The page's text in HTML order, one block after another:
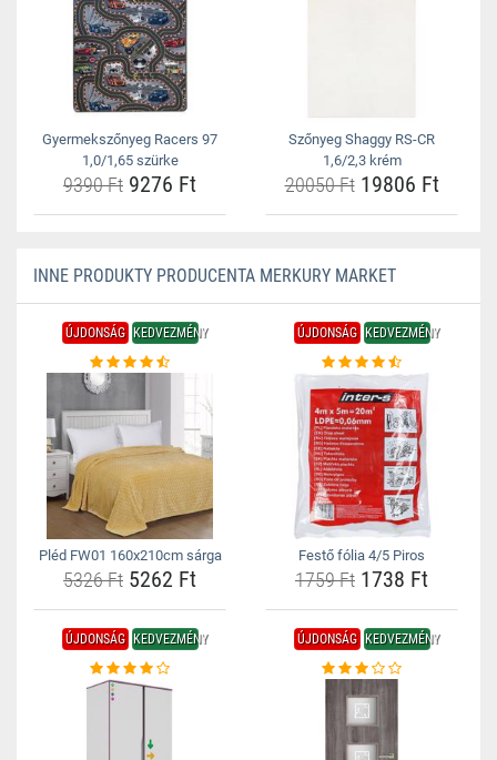
Gyermekszőnyeg Racers 97
1,0/1,65 szürke
9390 Ft 9276 Ft
Szőnyeg Shaggy RS-CR
1,6/2,3 krém
20050 Ft19806 Ft
INNE PRODUKTY PRODUCENTA MERKURY MARKET
ÚJDONSÁG KEDVEZMÉNY
Pléd FW01 160x210cm sárga
5326 Ft 5262 Ft
ÚJDONSÁG KEDVEZMÉNY
Festő fólia 4/5 Piros
1759 Ft 1738 Ft
ÚJDONSÁG KEDVEZMÉNY ÚJDONSÁG KEDVEZMÉNY